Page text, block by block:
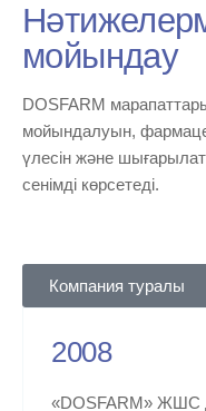
мойындау
DOSFARM
мойындалуын,
үлесін және
сенімді көрсетеді.
Компания туралы
2008
«DOSFARM» ЖШС